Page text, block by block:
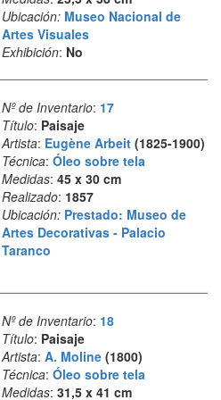
Ubicación: Museo Nacional de
Artes Visuales
Exhibición: No
Nº de Inventario: 17
Título: Paisaje
Artista: Eugène Arbeit(1825-1900)
Técnica: Óleo sobre tela
Medidas: 45 x 30 cm
Realizado: 1857
Ubicación: Prestado: Museo de
Artes Decorativas - Palacio
Taranco
Nº de Inventario: 18
Título: Paisaje
Artista: A. Moline(1800)
Técnica: Óleo sobre tela
Medidas: 31,5 x 41 cm